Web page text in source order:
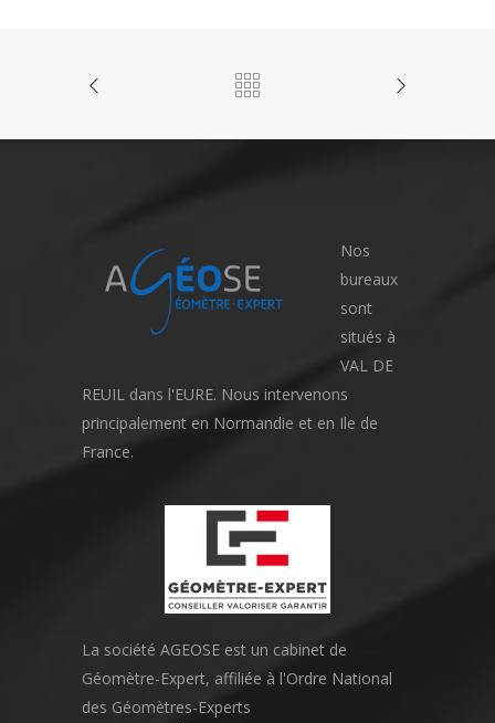
Nos
bureaux
sont
situés à
VAL DE
REUIL dans l'EURE. Nous intervenons
principalement en Normandie et en Ile de
France.
La société AGEOSE est un cabinet de
Géomètre-Expert, affiliée à l'Ordre National
des Géomètres-Experts